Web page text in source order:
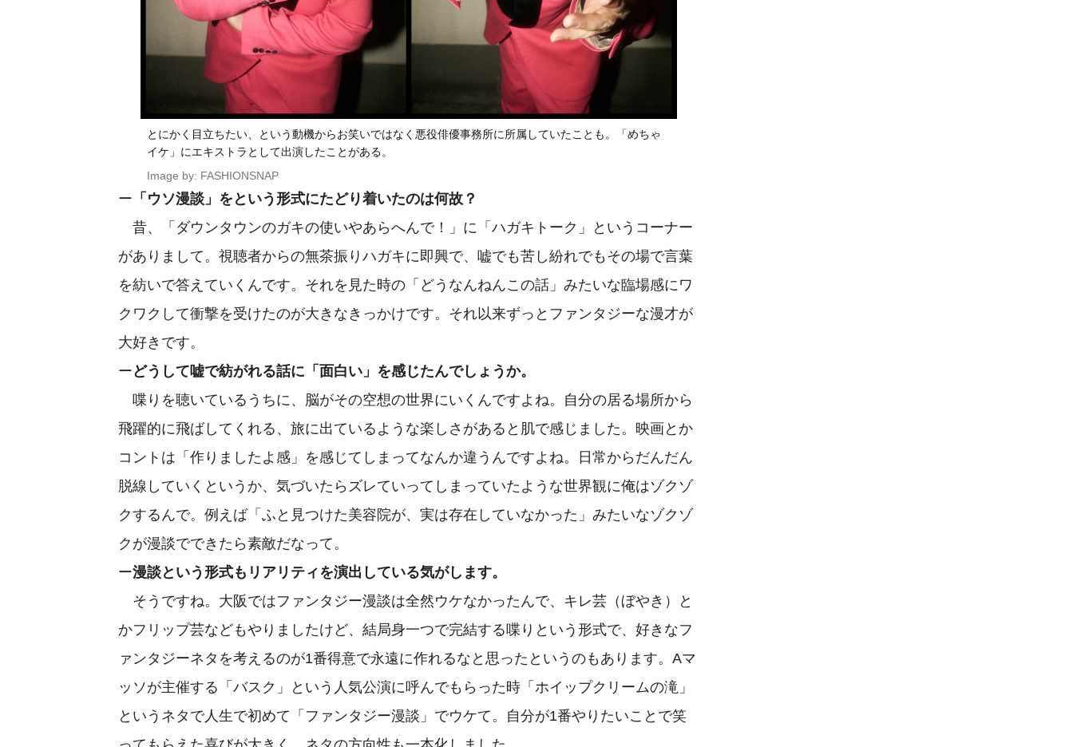
とにかく目立ちたい、という動機からお笑いではなく悪役俳優事務所に所属していたことも。「めちゃ
イケ」にエキストラとして出演したことがある。
Image by: FASHIONSNAP
ー 「ウソ漫談」をという形式にたどり着いたのは何故？
昔、「ダウンタウンのガキの使いやあらへんで！」に「ハガキトーク」というコーナー
がありまして。視聴者からの無茶振りハガキに即興で、嘘でも苦し紛れでもその場で言葉
を紡いで答えていくんです。それを見た時の「どうなんねんこの話」みたいな臨場感にワ
クワクして衝撃を受けたのが大きなきっかけです。それ以来ずっとファンタジーな漫才が
大好きです。
ーどうして嘘で紡がれる話に「面白い」を感じたんでしょうか。
喋りを聴いているうちに、脳がその空想の世界にいくんですよね。自分の居る場所から
飛躍的に飛ばしてくれる、旅に出ているような楽しさがあると肌で感じました。映画とか
コントは「作りましたよ感」を感じてしまってなんか違うんですよね。日常からだんだん
脱線していくというか、気づいたらズレていってしまっていたような世界観に俺はゾクゾ
クするんで。例えば「ふと見つけた美容院が、実は存在していなかった」みたいなゾクゾ
クが漫談でできたら素敵だなって。
ー漫談という形式もリアリティを演出している気がします。
そうですね。大阪ではファンタジー漫談は全然ウケなかったんで、キレ芸（ぼやき）と
かフリップ芸などもやりましたけど、結局身一つで完結する喋りという形式で、好きなフ
ァンタジーネタを考えるのが1番得意で永遠に作れるなと思ったというのもあります。Aマ
ッソが主催する「バスク」という人気公演に呼んでもらった時「ホイップクリームの滝」
というネタで人生で初めて「ファンタジー漫談」でウケて。自分が1番やりたいことで笑